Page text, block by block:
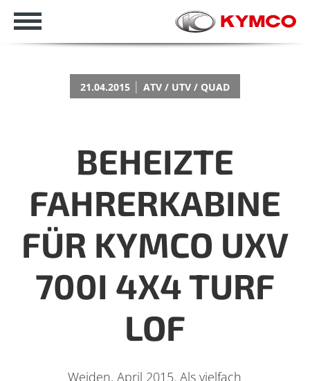
21.04.2015 | ATV / UTV / QUAD
BEHEIZTE
FAHRERKABINE
FÜR KYMCO UXV
700I 4X4 TURF
LOF
Weiden, April 2015. Als vielfach